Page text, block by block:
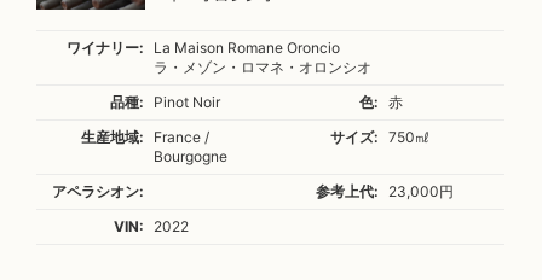
ワイナリー:
La Maison Romane Oroncio
ラ・メゾン・ロマネ・オロンシオ
品種:
Pinot Noir 色:
赤
生産地域:
France /
Bourgogne
サイズ: 750㎖
アペラシオン: 参考上代:
23,000円
VIN:
2022